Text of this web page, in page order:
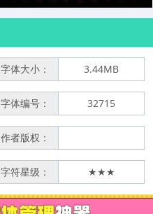
字体大小： 3.44MB
字体编号： 32715
作者版权：
字符星级： ★★★